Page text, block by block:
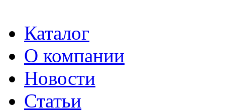
Каталог
О компании
Новости
Статьи